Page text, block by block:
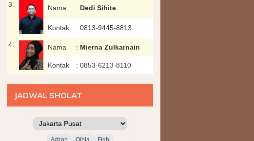
3.
Nama : Dedi Sihite
Kontak : 0813-9445-8813
4. Nama : Mierna Zulkarnain
Kontak : 0853-6213-8110
JADWAL SHOLAT